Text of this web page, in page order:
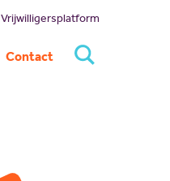
Vrijwilligersplatform
Contact